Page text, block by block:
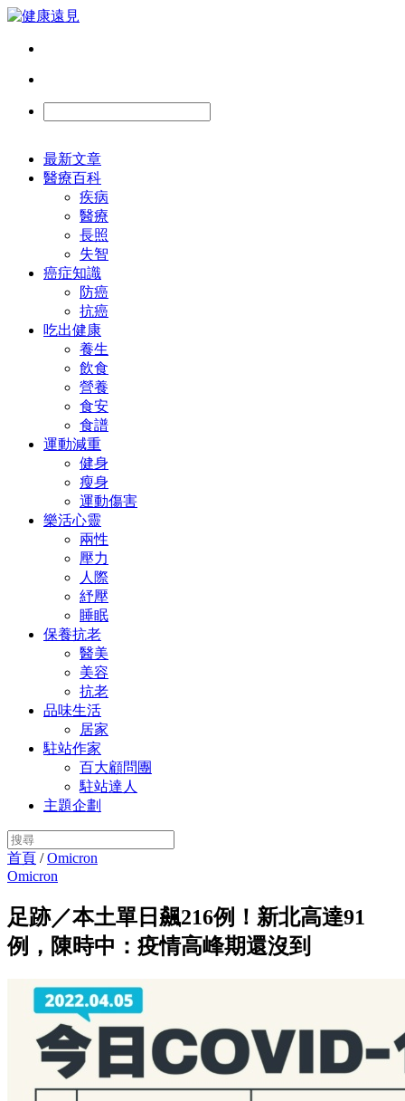
最新文章
醫療百科
疾病
醫療
長照
失智
癌症知識
防癌
抗癌
吃出健康
養生
飲食
營養
食安
食譜
運動減重
健身
瘦身
運動傷害
樂活心靈
兩性
壓力
人際
紓壓
睡眠
保養抗老
醫美
美容
抗老
品味生活
居家
駐站作家
百大顧問團
駐站達人
主題企劃
首頁 /Omicron
Omicron
足跡／本土單日飆216例！新北高達91
例，陳時中：疫情高峰期還沒到